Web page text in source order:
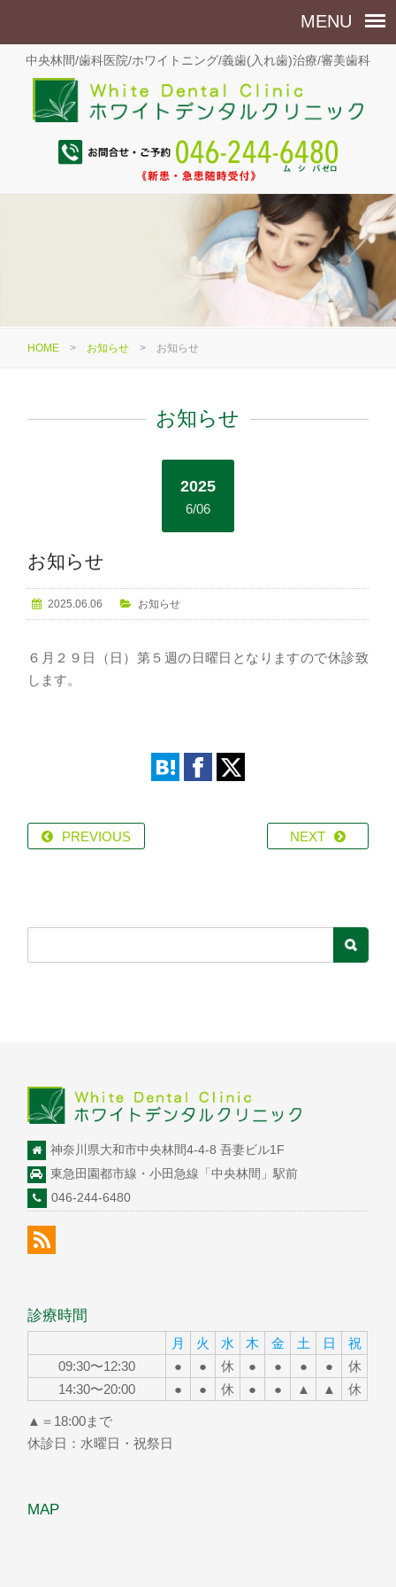
中央林間/歯科医院/ホワイトニング/義歯(入れ歯)治療/審美歯科
HOME > お知らせ > お知らせ
お知らせ
2025
6/06
お知らせ
2025.06.06 お知らせ
６月２９日（日）第５週の日曜日となりますので休診致
します。
PREVIOUS NEXT
神奈川県大和市中央林間4-4-8 吾妻ビル1F
東急田園都市線・小田急線「中央林間」駅前
046-244-6480
診療時間
月 火 水 木 金 土 日
祝
09:30〜12:30
● ● 休 ● ● ● ●
休
14:30〜20:00
● ● 休 ● ● ▲ ▲ 休
▲＝18:00まで
休診日：水曜日・祝祭日
MAP